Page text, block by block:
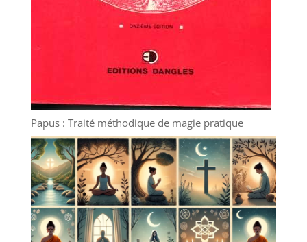
Papus : Traité méthodique de magie pratique